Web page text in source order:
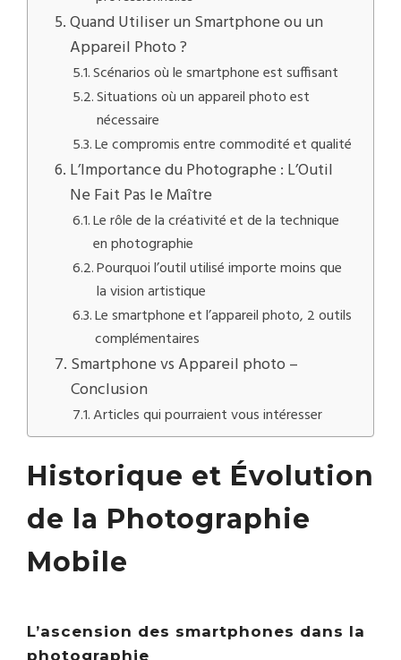
Quand Utiliser un Smartphone ou un
Appareil Photo ?
Scénarios où le smartphone est suffisant
Situations où un appareil photo est
nécessaire
Le compromis entre commodité et qualité
L’Importance du Photographe : L’Outil
Ne Fait Pas le Maître
Le rôle de la créativité et de la technique
en photographie
Pourquoi l’outil utilisé importe moins que
la vision artistique
Le smartphone et l’appareil photo, 2 outils
complémentaires
Smartphone vs Appareil photo –
Conclusion
Articles qui pourraient vous intéresser
Historique et Évolution
de la Photographie
Mobile
L’ascension des smartphones dans la
photographie